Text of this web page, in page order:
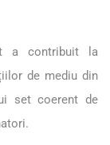
a contribuit la
de mediu din
set coerent de